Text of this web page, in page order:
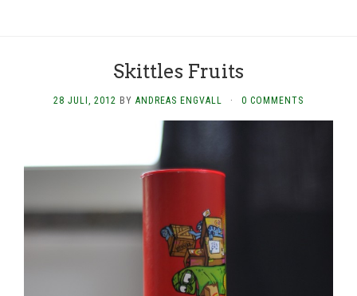
Skittles Fruits
28 JULI, 2012 BY ANDREAS ENGVALL · 0 COMMENTS